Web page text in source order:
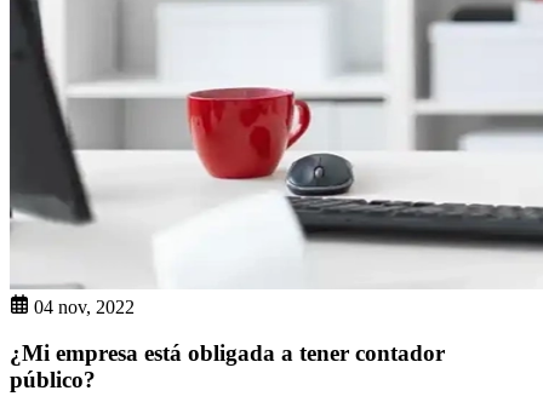
04 nov, 2022
¿Mi empresa está obligada a tener contador
público?